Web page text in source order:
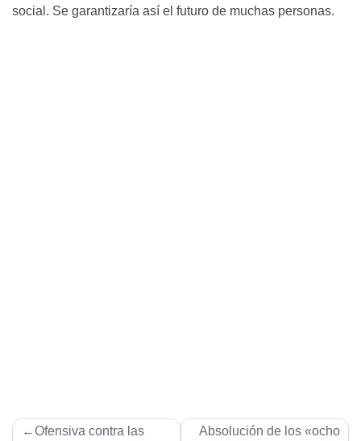
social. Se garantizaría así el futuro de muchas personas.
Navegación
Ofensiva contra las
Absolución de los «ocho